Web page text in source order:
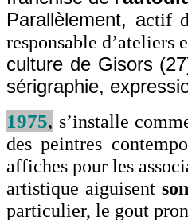
Parallèlement, actif
responsable d’ateliers
culture de Gisors
sérigraphie,
1975, s’installe
des peintres
affiches pour les
artistique aiguisent
particulier, le gout